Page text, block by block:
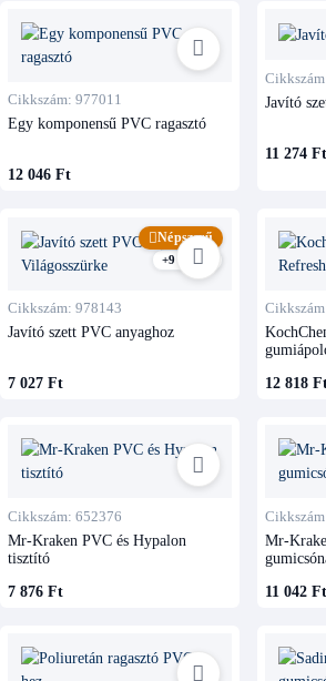
Cikkszám: 977011
Egy komponensű PVC ragasztó
12 046 Ft
Javító
11 274 Ft
Népszerű
+9 kivitel
Cikkszám: 978143
Javító szett PVC anyaghoz
7 027 Ft
12 818
Cikkszám: 652376
Mr-Kraken PVC és Hypalon
tisztító
7 876 Ft
Mr-
11 042 Ft